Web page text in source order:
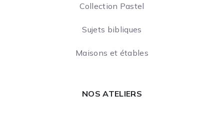
Collection Pastel
Sujets bibliques
Maisons et étables
NOS ATELIERS